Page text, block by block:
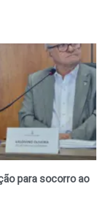
para socorro ao